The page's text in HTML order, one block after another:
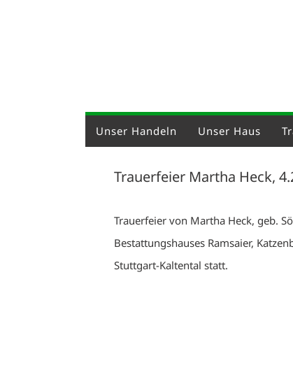
Unser Handeln Unser Haus
Trauerfeier Martha Heck,
Trauerfeier von Martha Heck, geb.
Bestattungshauses Ramsaier,
Stuttgart-Kaltental statt.